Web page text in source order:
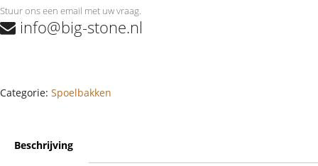
Stuur ons een email met uw vraag.
info@big-stone.nl
Categorie: Spoelbakken
Beschrijving